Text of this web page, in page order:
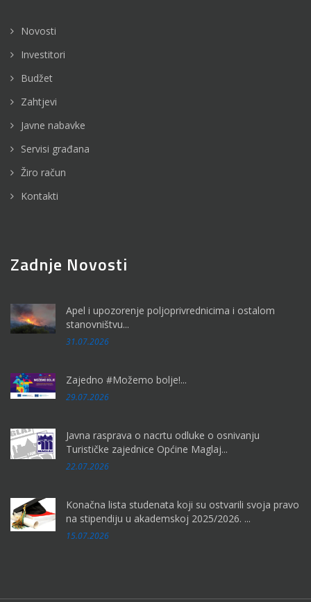
Novosti
Investitori
Budžet
Zahtjevi
Javne nabavke
Servisi građana
Žiro račun
Kontakti
Zadnje Novosti
Apel i upozorenje poljoprivrednicima i ostalom
stanovništvu...
31.07.2026
Zajedno #Možemo bolje!...
29.07.2026
Javna rasprava o nacrtu odluke o osnivanju
Turističke zajednice Općine Maglaj...
22.07.2026
Konačna lista studenata koji su ostvarili svoja pravo
na stipendiju u akademskoj 2025/2026. ...
15.07.2026